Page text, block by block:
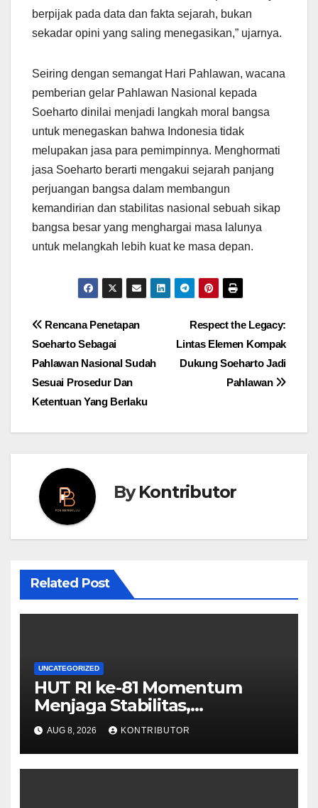
berpijak pada data dan fakta sejarah, bukan
sekadar opini yang saling menegasikan,” ujarnya.
Seiring dengan semangat Hari Pahlawan, wacana
pemberian gelar Pahlawan Nasional kepada
Soeharto dinilai menjadi langkah moral bangsa
untuk menegaskan bahwa Indonesia tidak
melupakan jasa para pemimpinnya. Menghormati
jasa Soeharto berarti mengakui sejarah panjang
perjuangan bangsa dalam membangun
kemandirian dan stabilitas nasional sebuah sikap
bangsa besar yang menghargai masa lalunya
untuk melangkah lebih kuat ke masa depan.
Post
navigation
Respect the Legacy:
Lintas Elemen Kompak
Dukung Soeharto Jadi
Pahlawan
Rencana Penetapan
Soeharto Sebagai
Pahlawan Nasional Sudah
Sesuai Prosedur Dan
Ketentuan Yang Berlaku
ByKontributor
Related Post
UNCATEGORIZED
HUT RI ke-81 Momentum
Menjaga Stabilitas,
Keamanan, dan Optimisme
AUG 8, 2026 KONTRIBUTOR